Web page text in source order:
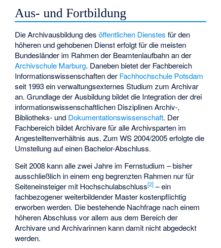
Aus- und Fortbildung
Die Archivausbildung desöffentlichen Dienstes für den
höheren und gehobenen Dienst erfolgt für die meisten
Bundesländer im Rahmen der Beamtenlaufbahn an der
Archivschule Marburg. Daneben bietet der Fachbereich
Informationswissenschaften der Fachhochschule Potsdam
seit 1993 ein verwaltungsexternes Studium zum Archivar
an. Grundlage der Ausbildung bildet die Integration der drei
informationswissenschaftlichen Disziplinen Archiv-,
Bibliotheks- und Dokumentationswissenschaft. Der
Fachbereich bildet Archivare für alle Archivsparten im
Angestelltenverhältnis aus. Zum WS 2004/2005 erfolgte die
Umstellung auf einen Bachelor-Abschluss.
Seit 2008 kann alle zwei Jahre im Fernstudium – bisher
ausschließlich in einem eng begrenzten Rahmen nur für
Seiteneinsteiger mit Hochschulabschluss[2] – ein
fachbezogener weiterbildender Master kostenpflichtig
erworben werden. Die bestehende Nachfrage nach einem
höheren Abschluss vor allem aus dem Bereich der
Archivare und Archivarinnen kann damit nicht abgedeckt
werden.